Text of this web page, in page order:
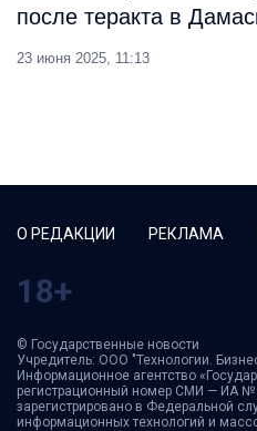
после теракта в
23 июня 2025, 11:13
О РЕДАКЦИИ РЕКЛАМА
18+
© Государственные новости
Учредитель: ООО "Технологии.
Информационное агентство
регистрационный номер СМИ — ИА №
зарегистрировано в Федеральной
информационных технологий и